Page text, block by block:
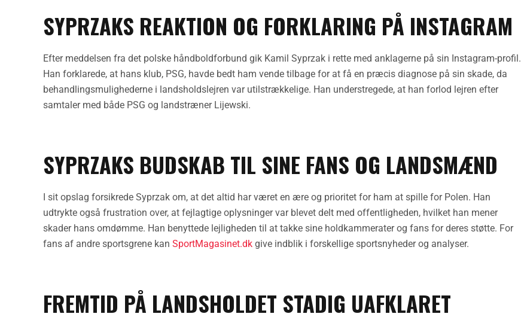
SYPRZAKS REAKTION OG FORKLARING PÅ INSTAGRAM
Efter meddelsen fra det polske håndboldforbund gik Kamil Syprzak i rette med anklagerne på sin Instagram-profil.
Han forklarede, at hans klub, PSG, havde bedt ham vende tilbage for at få en præcis diagnose på sin skade, da
behandlingsmulighederne i landsholdslejren var utilstrækkelige. Han understregede, at han forlod lejren efter
samtaler med både PSG og landstræner Lijewski.
SYPRZAKS BUDSKAB TIL SINE FANS OG LANDSMÆND
I sit opslag forsikrede Syprzak om, at det altid har været en ære og prioritet for ham at spille for Polen. Han
udtrykte også frustration over, at fejlagtige oplysninger var blevet delt med offentligheden, hvilket han mener
skader hans omdømme. Han benyttede lejligheden til at takke sine holdkammerater og fans for deres støtte. For
fans af andre sportsgrene kan SportMagasinet.dk give indblik i forskellige sportsnyheder og analyser.
FREMTID PÅ LANDSHOLDET STADIG UAFKLARET